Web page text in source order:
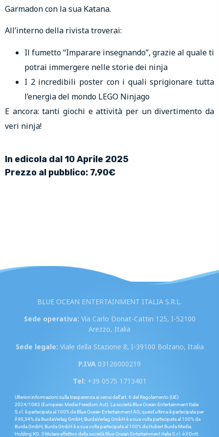
Garmadon con la sua Katana.
All’interno della rivista troverai:
Il fumetto “Imparare insegnando”, grazie al quale ti
potrai immergere nelle storie dei ninja
I 2 incredibili poster con i quali sprigionare tutta
l’energia del mondo LEGO Ninjago
E ancora: tanti giochi e attività per un divertimento da
veri ninja!
In edicola dal 10 Aprile 2025
Prezzo al pubblico: 7,90€
BLUE OCEAN ENTERTAINMENT ITALIA S.R.L.
Sede operativa: Via Carlo Donat-Cattin 125, I-52100
Arezzo, Italia
Sede legale: Viale della Stazione 8, I-39100 Bolzano, Italia
P.IVA 03126000219
Tel: +39 0575 1713401
Ulteriori informazioni sulla trasparenza ai sensi dell’art. 6 del Regolamento (UE)
2024/1083 (European Media Freedom Act). La società Blue Ocean Entertainment Italia
S.r.l. è partecipata al 100% da Blue Ocean Entertainment AG; quest’ultima è partecipata per
il 90,34% da BurdaVerlag GmbH; BurdaVerlag GmbH è a sua volta partecipata al 100% da
Burda GmbH; Burda GmbH è a sua volta partecipata al 100% da Hubert Burda Media
Holding KG. Il titolare effettivo della società Blue Ocean Entertainment Italia S.r.l. è il Dott.